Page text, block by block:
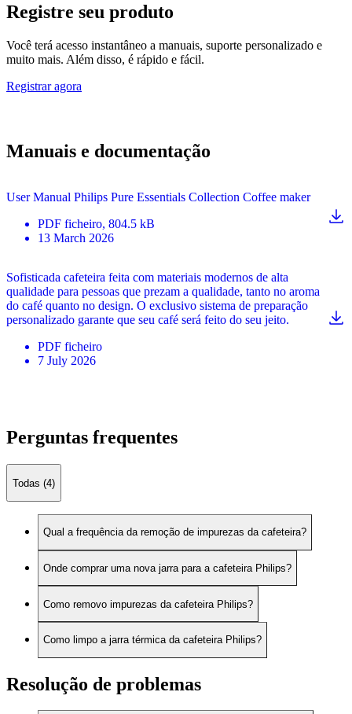
Registre seu produto
Você terá acesso instantâneo a manuais, suporte personalizado e
muito mais. Além disso, é rápido e fácil.
Registrar agora
Manuais e documentação
User Manual Philips Pure Essentials Collection Coffee maker
PDF ficheiro, 804.5 kB
13 March 2026
Sofisticada cafeteira feita com materiais modernos de alta
qualidade para pessoas que prezam a qualidade, tanto no aroma
do café quanto no design. O exclusivo sistema de preparação
personalizado garante que seu café será feito do seu jeito.
PDF ficheiro
7 July 2026
Perguntas frequentes
Todas (4)
Qual a frequência da remoção de impurezas da cafeteira?
Onde comprar uma nova jarra para a cafeteira Philips?
Como removo impurezas da cafeteira Philips?
Como limpo a jarra térmica da cafeteira Philips?
Resolução de problemas